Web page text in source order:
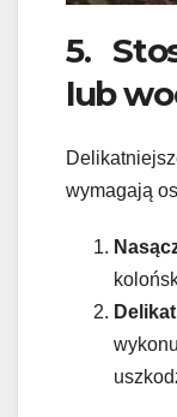
5.
lub
wymagają